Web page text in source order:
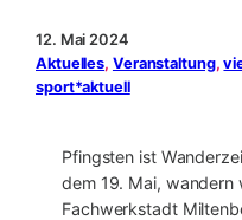
12. Mai 2024
Aktuelles, Veranstaltung,
sport*aktuell
Pfingsten ist
dem 19. Mai, wandern
Fachwerkstadt